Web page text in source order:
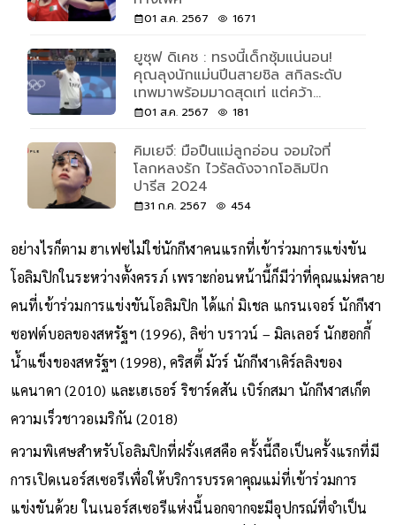
01 ส.ค. 2567 1671
ยูซุฟ ดิเคช : ทรงนี้เด็กซุ้มแน่นอน!
คุณลุงนักแม่นปีนสายชิล สกิลระดับ
เทพมาพร้อมมาดสุดเท่ แต่คว้า
เหรียญเงินมาครอง
01 ส.ค. 2567 181
คิมเยจี: มือปืนแม่ลูกอ่อน จอมใจที่
โลกหลงรัก ไวรัลดังจากโอลิมปิก
ปารีส 2024
31 ก.ค. 2567 454
อย่างไรก็ตาม ฮาเฟซไม่ใช่นักกีฬาคนแรกที่เข้าร่วมการแข่งขัน
โอลิมปิกในระหว่างตั้งครรภ์ เพราะก่อนหน้านี้ก็มีว่าที่คุณแม่หลาย
คนที่เข้าร่วมการแข่งขันโอลิมปิก ได้แก่ มิเชล แกรนเจอร์ นักกีฬา
ซอฟต์บอลของสหรัฐฯ (1996), ลิซ่า บราวน์ – มิลเลอร์ นักฮอกกี้
น้ำแข็งของสหรัฐฯ (1998), คริสตี้ มัวร์ นักกีฬาเคิร์ลลิงของ
แคนาดา (2010) และเฮเธอร์ ริชาร์ดสัน เบิร์กสมา นักกีฬาสเก็ต
ความเร็วชาวอเมริกัน (2018)
ความพิเศษสำหรับโอลิมปิกที่ฝรั่งเศสคือ ครั้งนี้ถือเป็นครั้งแรกที่มี
การเปิดเนอร์สเซอรีเพื่อให้บริการบรรดาคุณแม่ที่เข้าร่วมการ
แข่งขันด้วย ในเนอร์สเซอรีแห่งนี้นอกจากจะมีอุปกรณ์ที่จำเป็น